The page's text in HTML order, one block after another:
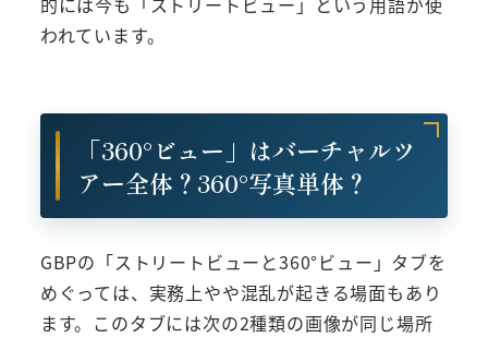
われています。
「360°ビュー」はバーチャルツ
アー全体？360°写真単体？
GBPの「ストリートビューと360°ビュー」タブを
めぐっては、実務上やや混乱が起きる場面もあり
ます。このタブには次の2種類の画像が同じ場所